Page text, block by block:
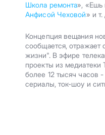
Школа ремонта», «Ешь
Анфисой Чеховой» и т.
Концепция вещания
сообщается,
жизни". В эфире
проекты из медиатеки
более 12 тысяч часов
сериалы, ток-шоу и